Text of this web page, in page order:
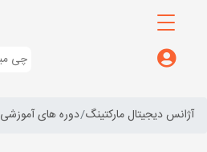
آژانس دیجیتال مارکتینگ دوره های آموزشی